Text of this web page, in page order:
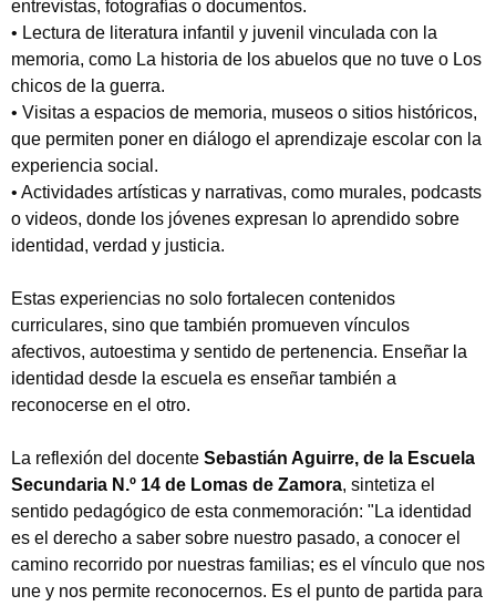
Tipea lo que deseas buscar y luego pulsa Enter:
entrevistas, fotografías o documentos.
• Lectura de literatura infantil y juvenil vinculada con la
memoria, como La historia de los abuelos que no tuve o Los
chicos de la guerra.
• Visitas a espacios de memoria, museos o sitios históricos,
que permiten poner en diálogo el aprendizaje escolar con la
experiencia social.
• Actividades artísticas y narrativas, como murales, podcasts
o videos, donde los jóvenes expresan lo aprendido sobre
identidad, verdad y justicia.
Estas experiencias no solo fortalecen contenidos
curriculares, sino que también promueven vínculos
afectivos, autoestima y sentido de pertenencia. Enseñar la
identidad desde la escuela es enseñar también a
reconocerse en el otro.
La reflexión del docente Sebastián Aguirre, de la Escuela
Secundaria N.º 14 de Lomas de Zamora, sintetiza el
sentido pedagógico de esta conmemoración: "La identidad
es el derecho a saber sobre nuestro pasado, a conocer el
camino recorrido por nuestras familias; es el vínculo que nos
une y nos permite reconocernos. Es el punto de partida para